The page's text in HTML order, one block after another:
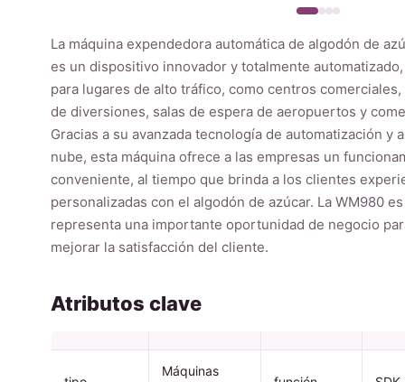
La máquina expendedora automática de algodón de
es un dispositivo innovador y totalmente
para lugares de alto tráfico, como centros
de diversiones, salas de espera de aeropuertos y
Gracias a su avanzada tecnología de automatización y
nube, esta máquina ofrece a las empresas un
conveniente, al tiempo que brinda a los clientes
personalizadas con el algodón de azúcar. La WM980
representa una importante oportunidad de negocio
mejorar la satisfacción del cliente.
Atributos clave
Máquinas